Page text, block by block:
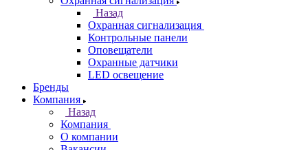
Назад
Охранная сигнализация
Контрольные панели
Оповещатели
Охранные датчики
LED освещение
Бренды
Компания
Назад
Компания
О компании